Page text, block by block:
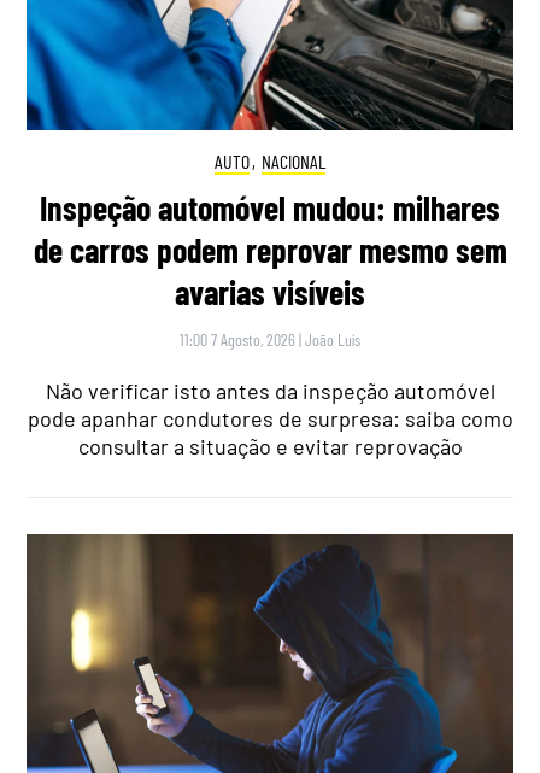
AUTO, NACIONAL
Inspeção automóvel mudou: milhares
de carros podem reprovar mesmo sem
avarias visíveis
11:00 7 Agosto, 2026 |João Luís
Não verificar isto antes da inspeção automóvel
pode apanhar condutores de surpresa: saiba como
consultar a situação e evitar reprovação